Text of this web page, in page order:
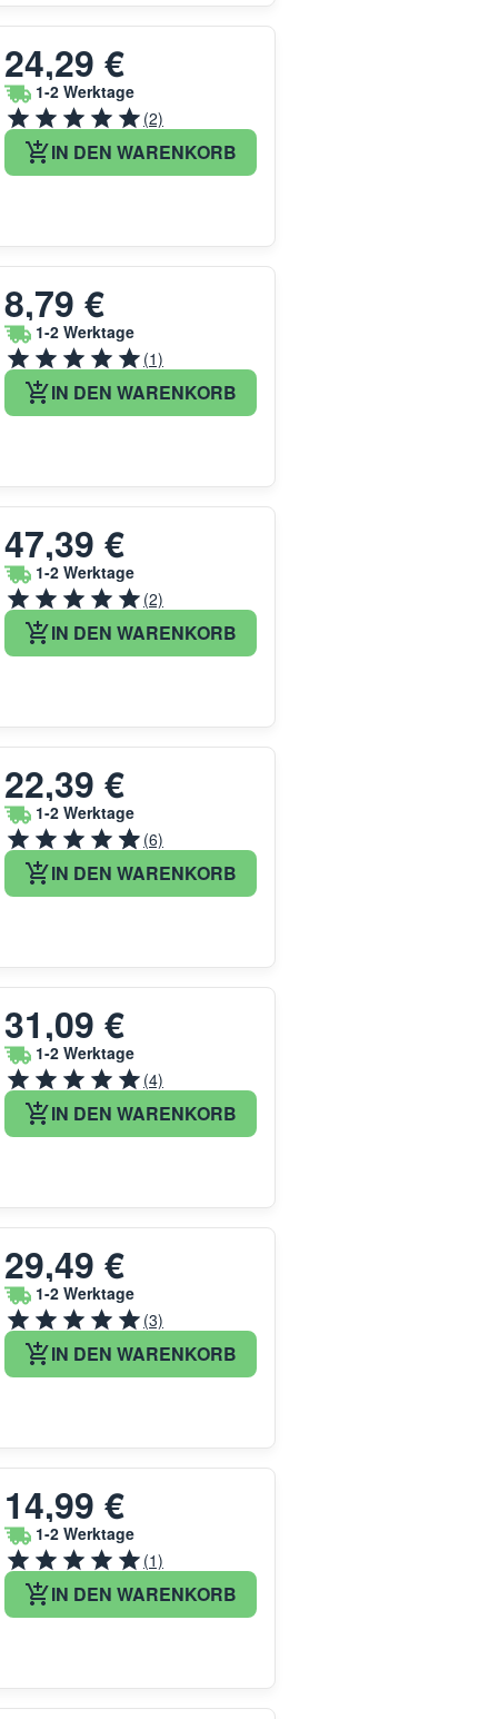
24,29 €
1-2 Werktage
(2)
IN DEN WARENKORB
8,79 €
1-2 Werktage
(1)
IN DEN WARENKORB
47,39 €
1-2 Werktage
(2)
IN DEN WARENKORB
22,39 €
1-2 Werktage
(6)
IN DEN WARENKORB
31,09 €
1-2 Werktage
(4)
IN DEN WARENKORB
29,49 €
1-2 Werktage
(3)
IN DEN WARENKORB
14,99 €
1-2 Werktage
(1)
IN DEN WARENKORB